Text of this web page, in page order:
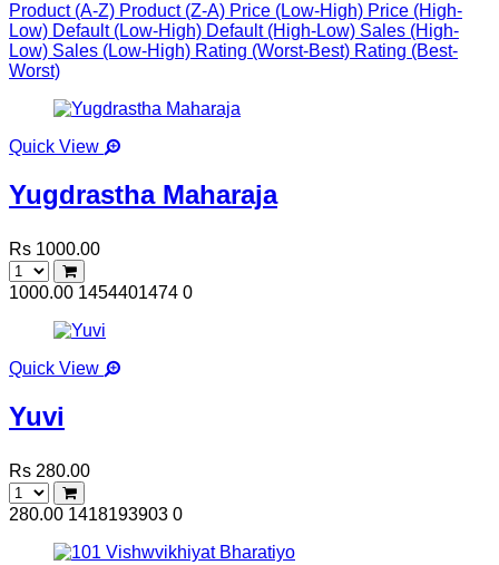
Product (A-Z) Product (Z-A) Price (Low-High) Price (High-
Low) Default (Low-High) Default (High-Low) Sales (High-
Low) Sales (Low-High) Rating (Worst-Best) Rating (Best-
Worst)
Quick View
Yugdrastha Maharaja
Rs 1000.00
1000.00 1454401474 0
Quick View
Yuvi
Rs 280.00
280.00 1418193903 0